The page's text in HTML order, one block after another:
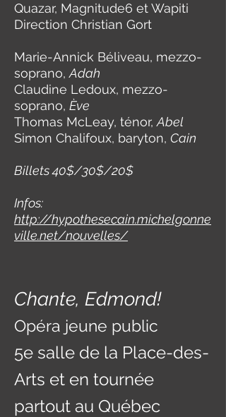
Quazar, Magnitude6 et Wapiti
Direction Christian Gort
Marie-Annick Béliveau, mezzo-
soprano, Adah
Claudine Ledoux, mezzo-
soprano, Ève
Thomas McLeay, ténor, Abel
Simon Chalifoux, baryton, Cain
Billets 40$/30$/20$
Infos:
http://hypothesecain.michelgonne
ville.net/nouvelles/
Chante, Edmond!
Opéra jeune public
5e salle de la Place-des-
Arts et en tournée
partout au Québec